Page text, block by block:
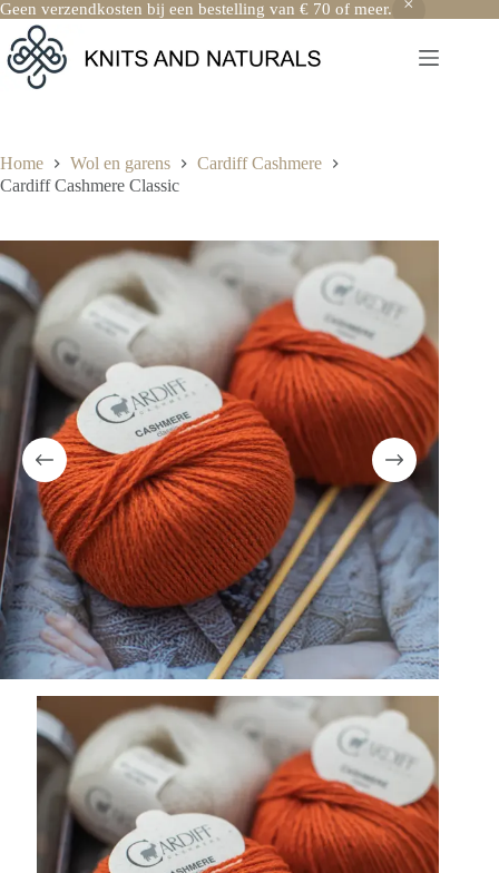
Geen verzendkosten bij een bestelling van € 70 of meer.
naar
de
inhoud
Home Wol en garens
Cardiff Cashmere
Cardiff Cashmere Classic